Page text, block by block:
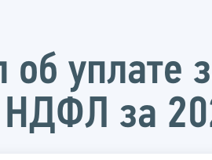
уплате
за